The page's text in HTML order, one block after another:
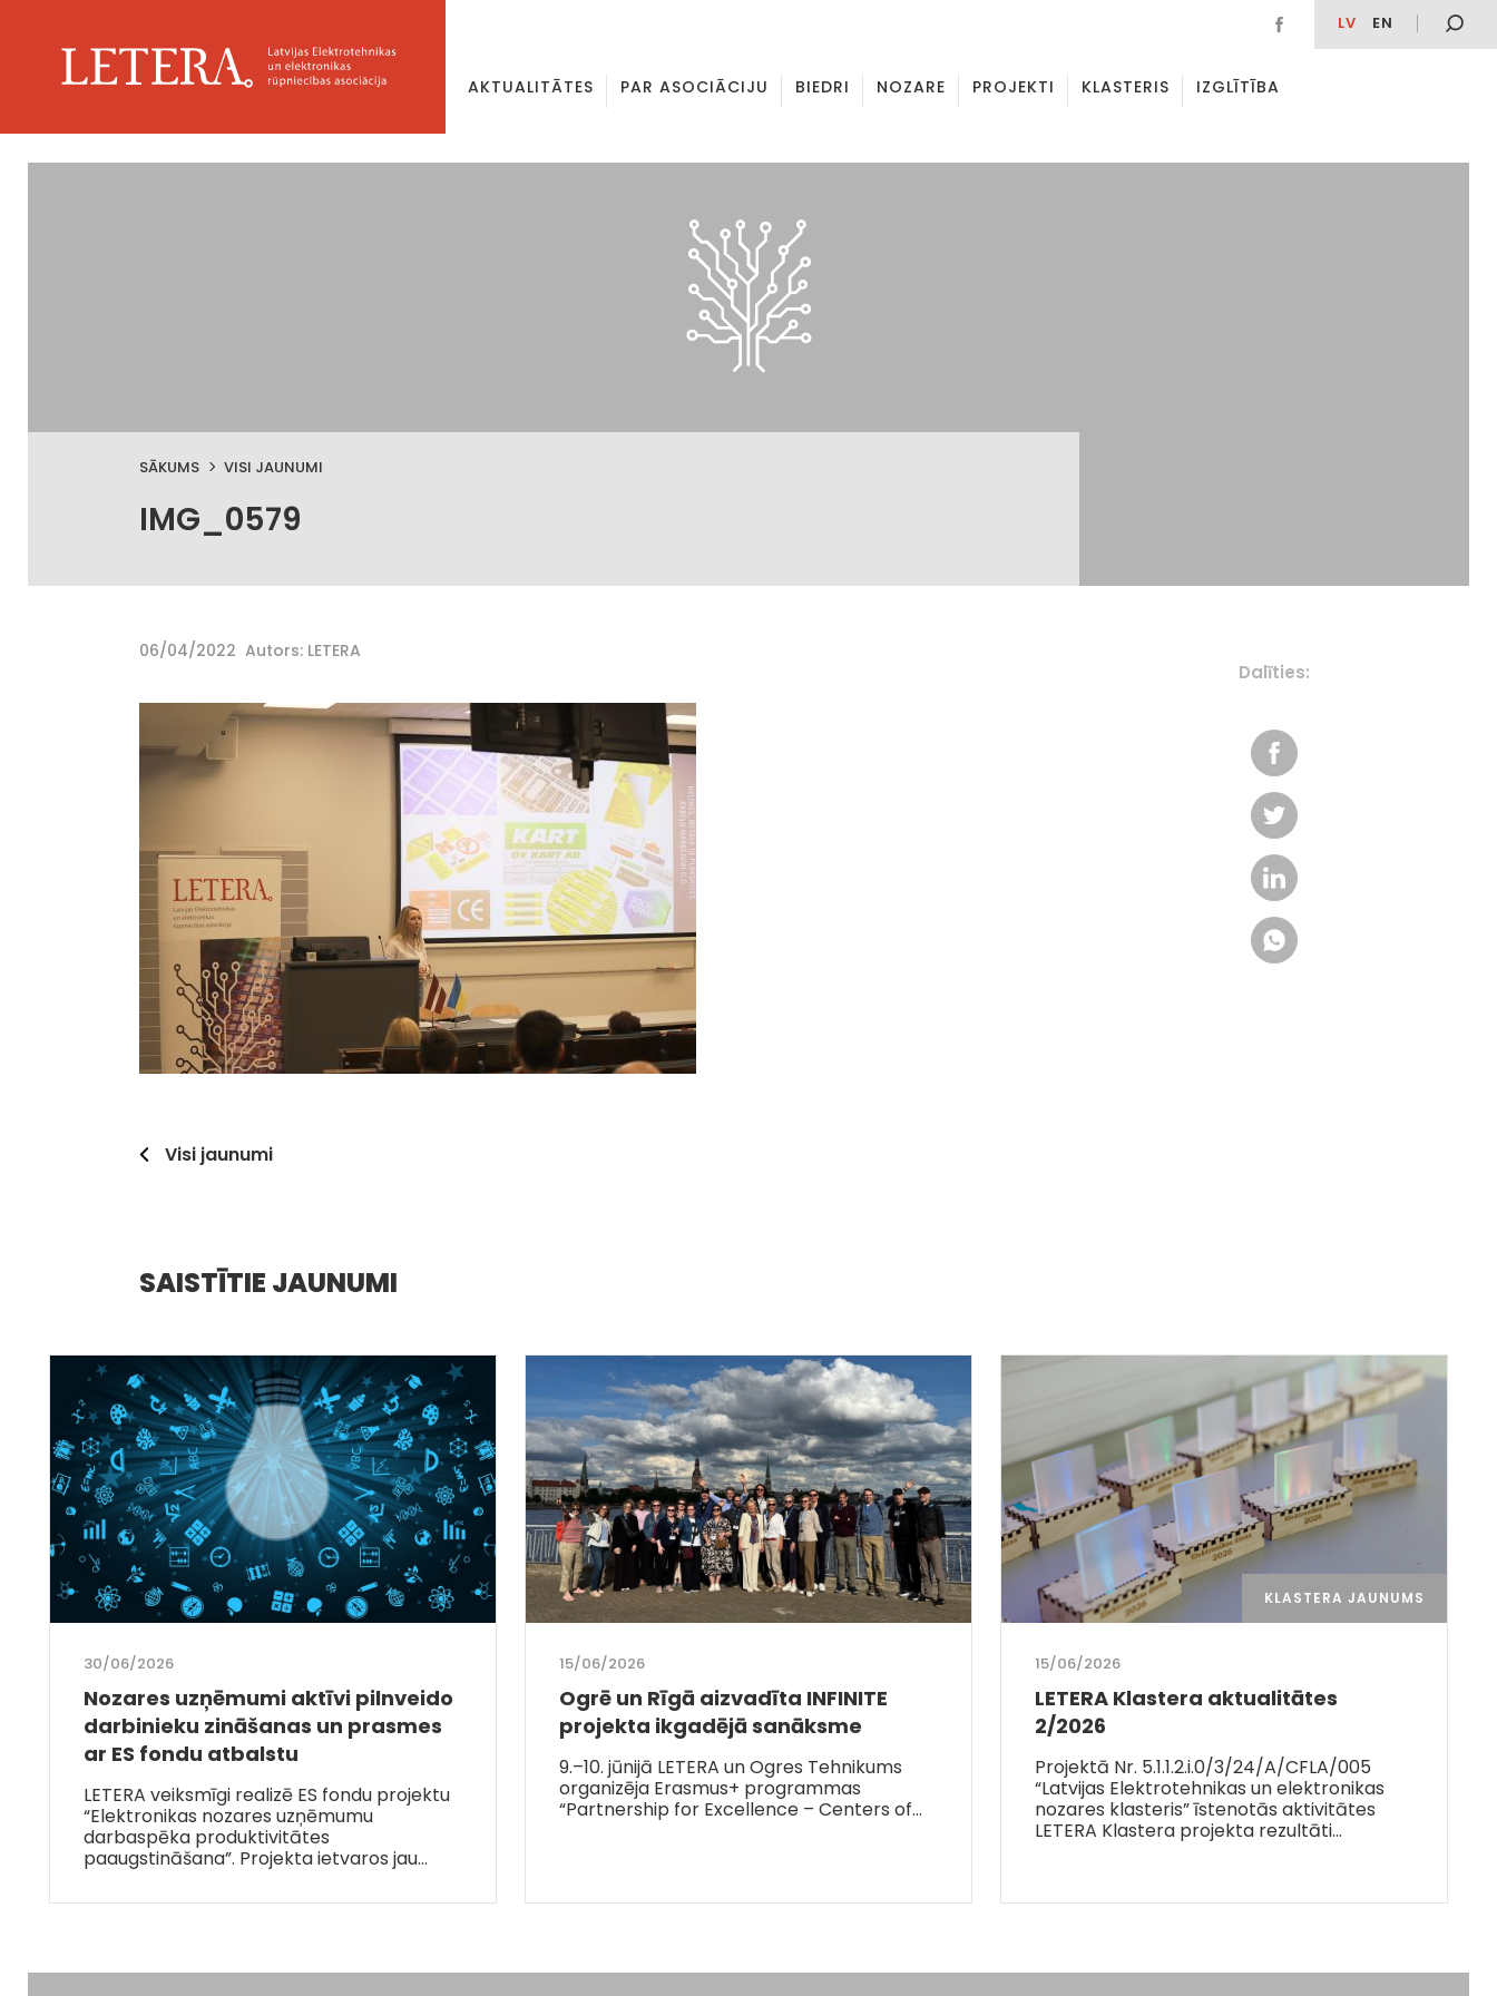
LV EN
AKTUALITĀTES PAR ASOCIĀCIJU BIEDRI NOZARE PROJEKTI KLASTERIS IZGLĪTĪBA
SĀKUMS VISI JAUNUMI
IMG_0579
06/04/2022 Autors: LETERA
Visi jaunumi
Dalīties:
SAISTĪTIE JAUNUMI
30/06/2026
Nozares uzņēmumi aktīvi pilnveido
darbinieku zināšanas un prasmes
ar ES fondu atbalstu
LETERA veiksmīgi realizē ES fondu projektu
“Elektronikas nozares uzņēmumu
darbaspēka produktivitātes
paaugstināšana”. Projekta ietvaros jau…
15/06/2026
Ogrē un Rīgā aizvadīta INFINITE
projekta ikgadējā sanāksme
9.–10. jūnijā LETERA un Ogres Tehnikums
organizēja Erasmus+ programmas
“Partnership for Excellence – Centers of…
KLASTERA JAUNUMS
15/06/2026
LETERA Klastera aktualitātes
2/2026
Projektā Nr. 5.1.1.2.i.0/3/24/A/CFLA/005
“Latvijas Elektrotehnikas un elektronikas
nozares klasteris” īstenotās aktivitātes
LETERA Klastera projekta rezultāti…